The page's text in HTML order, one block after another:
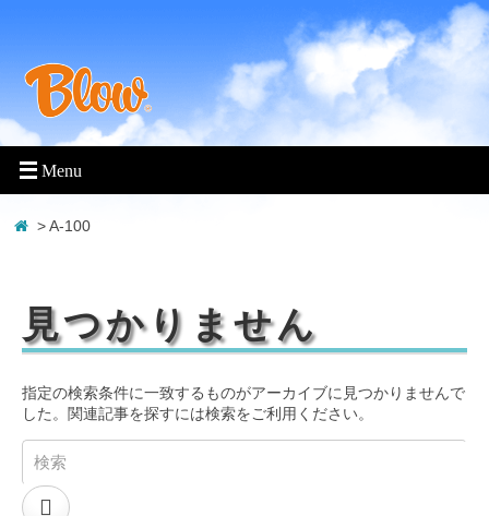
> A-100
見つかりません
指定の検索条件に一致するものがアーカイブに見つかりませんで
した。関連記事を探すには検索をご利用ください。